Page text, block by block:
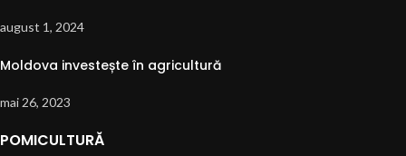
august 1, 2024
Moldova investește în agricultură
mai 26, 2023
POMICULTURĂ